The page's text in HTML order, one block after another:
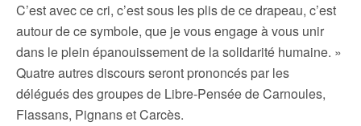
C’est avec ce cri, c’est sous les plis de ce drapeau, c’est
autour de ce symbole, que je vous engage à vous unir
dans le plein épanouissement de la solidarité humaine. »
Quatre autres discours seront prononcés par les
délégués des groupes de Libre-Pensée de Carnoules,
Flassans, Pignans et Carcès.